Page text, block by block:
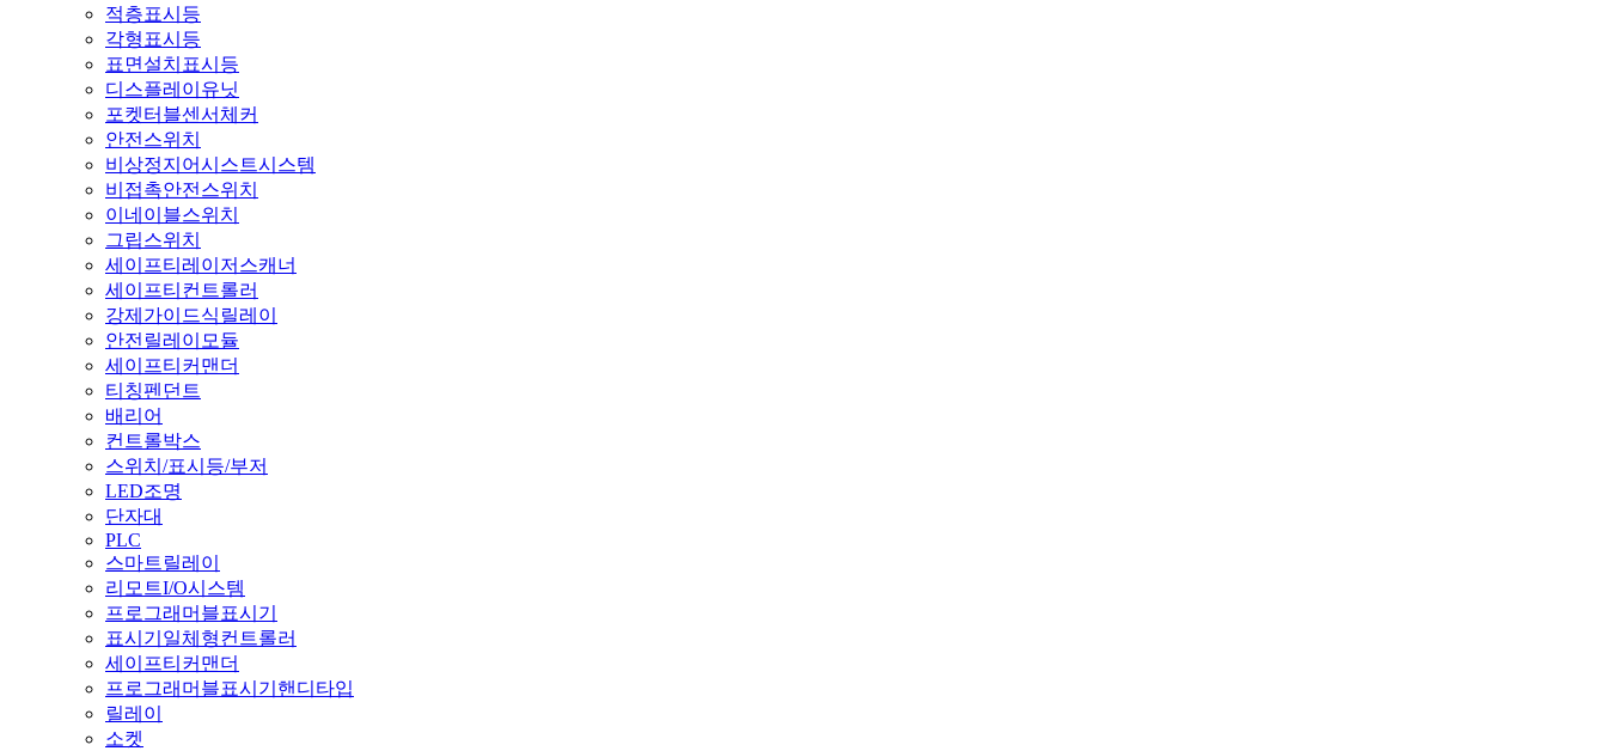
적층표시등
각형표시등
표면설치표시등
디스플레이유닛
포켓터블센서체커
안전스위치
비상정지어시스트시스템
비접촉안전스위치
이네이블스위치
그립스위치
세이프티레이저스캐너
세이프티컨트롤러
강제가이드식릴레이
안전릴레이모듈
세이프티커맨더
티칭펜던트
배리어
컨트롤박스
스위치/표시등/부저
LED조명
단자대
PLC
스마트릴레이
리모트I/O시스템
프로그래머블표시기
표시기일체형컨트롤러
세이프티커맨더
프로그래머블표시기핸디타입
릴레이
소켓